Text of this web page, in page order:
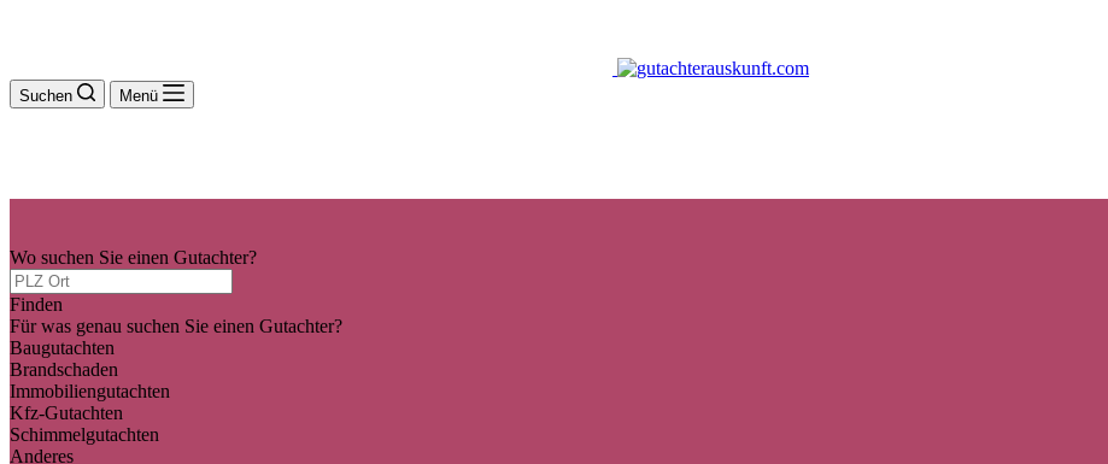
Suchen Menü
Wo suchen Sie einen Gutachter?
Finden
Für was genau suchen Sie einen Gutachter?
Baugutachten
Brandschaden
Immobiliengutachten
Kfz-Gutachten
Schimmelgutachten
Anderes